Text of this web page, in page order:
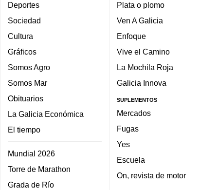
Deportes
Sociedad
Cultura
Gráficos
Somos Agro
Somos Mar
Obituarios
La Galicia Económica
El tiempo
Mundial 2026
Torre de Marathon
Grada de Río
Plata o plomo
Ven A Galicia
Enfoque
Vive el Camino
La Mochila Roja
Galicia Innova
SUPLEMENTOS
Mercados
Fugas
Yes
Escuela
On, revista de motor